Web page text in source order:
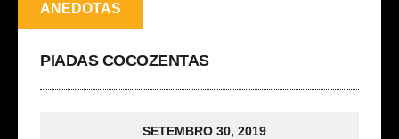
ANEDOTAS
PIADAS COCOZENTAS
SETEMBRO 30, 2019